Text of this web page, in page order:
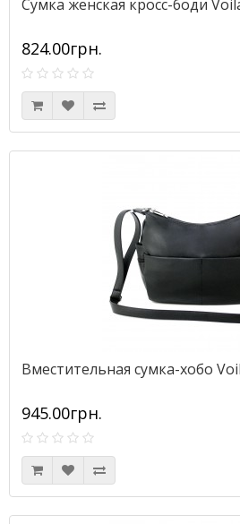
Сумка женская кросс-боди
824.00грн.
Вместительная сумка-хобо
945.00грн.